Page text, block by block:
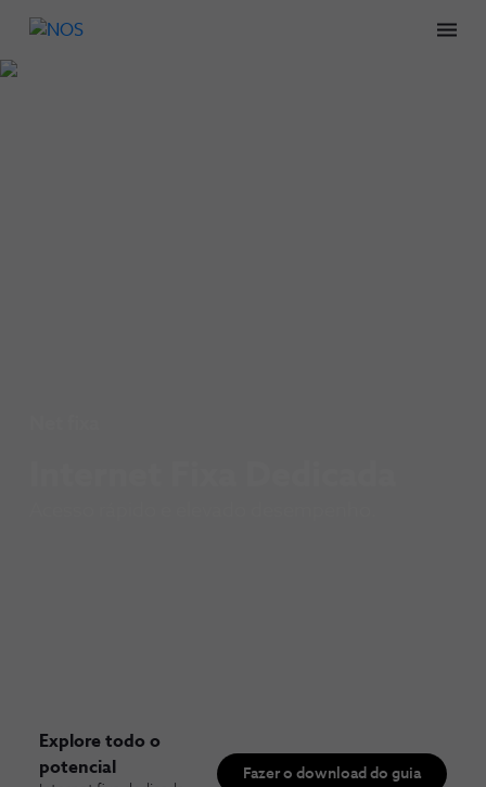
Explore todo o
potencial
Fazer o download do guia